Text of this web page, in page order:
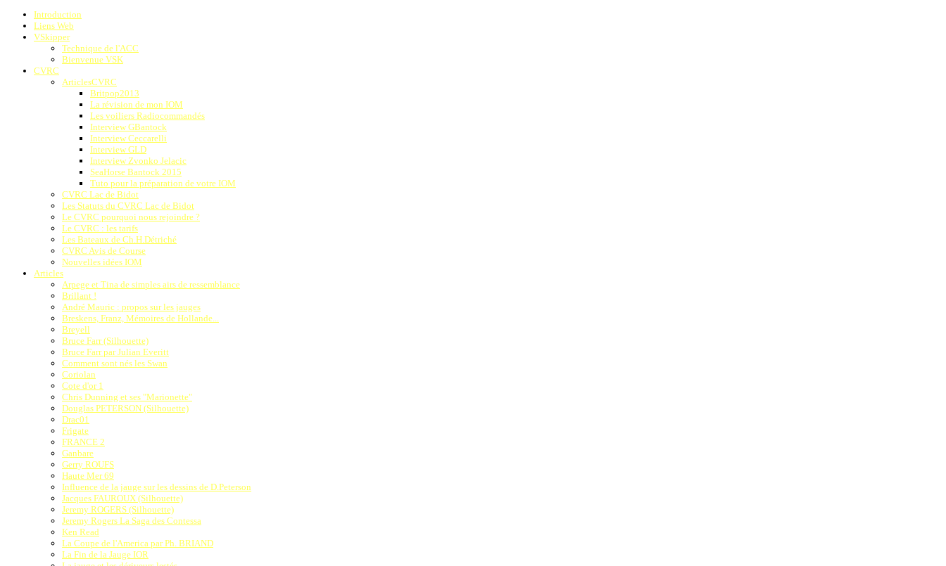
Introduction
Liens Web
VSkipper
Technique de l'ACC
Bienvenue VSK
CVRC
ArticlesCVRC
Britpop2013
La révision de mon IOM
Les voiliers Radiocommandés
Interview GBantock
Interview Ceccarelli
Interview GLD
Interview Zvonko Jelacic
SeaHorse Bantock 2015
Tuto pour la préparation de votre IOM
CVRC Lac de Bidot
Les Statuts du CVRC Lac de Bidot
Le CVRC pourquoi nous rejoindre ?
Le CVRC : les tarifs
Les Bateaux de Ch.H.Détriché
CVRC Avis de Course
Nouvelles idées IOM
Articles
Arpege et Tina de simples airs de ressemblance
Brillant !
André Mauric : propos sur les jauges
Breskens, Franz, Mémoires de Hollande...
Breyell
Bruce Farr (Silhouette)
Bruce Farr par Julian Everitt
Comment sont nés les Swan
Coriolan
Cote d'or 1
Chris Dunning et ses "Marionette"
Douglas PETERSON (Silhouette)
Drac01
Frigate
FRANCE 2
Ganbare
Gerry ROUFS
Haute Mer 69
Influence de la jauge sur les dessins de D.Peterson
Jacques FAUROUX (Silhouette)
Jeremy ROGERS (Silhouette)
Jeremy Rogers La Saga des Contessa
Ken Read
La Coupe de l'America par Ph. BRIAND
La Fin de la Jauge IOR